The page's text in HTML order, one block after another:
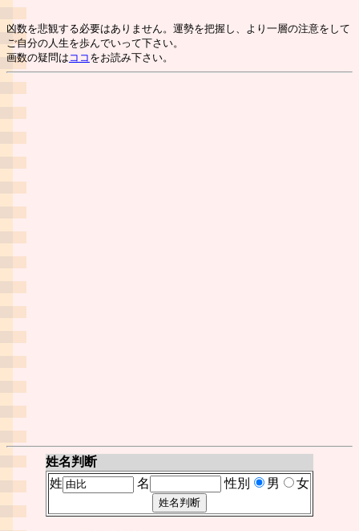
凶数を悲観する必要はありません。運勢を把握し、より一層の注意をして
ご自分の人生を歩んでいって下さい。
画数の疑問は ココ をお読み下さい。
姓名判断
姓
名 性別 男 女